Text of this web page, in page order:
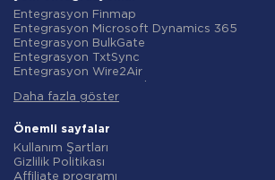
Entegrasyon Airtable
Entegrasyon Google Contacts
Entegrasyon OpenAI (ChatGPT)
Entegrasyon Instagram
Entegrasyon ActiveCampaign
Entegrasyon Typeform
Entegrasyon Salesforce CRM
Entegrasyon Notion
Entegrasyon AWeber
Entegrasyon Asana
Entegrasyon Finmap
Entegrasyon Microsoft Dynamics 365
Entegrasyon BulkGate
Entegrasyon TxtSync
Entegrasyon Wire2Air
Entegrasyon Infobip
Entegrasyon AtomPark
Entegrasyon TXTImpact
Entegrasyon Campaign Monitor
Entegrasyon CM.com
Daha fazla göster
Önemli sayfalar
Kullanım Şartları
Gizlilik Politikası
Affiliate programı